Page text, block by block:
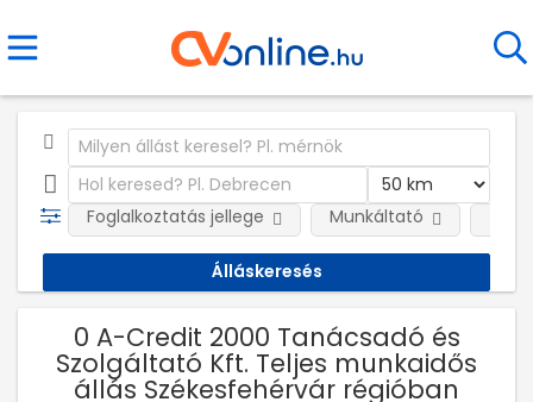
Foglalkoztatás jellege Munkáltató
0 A-Credit 2000 Tanácsadó és
Szolgáltató Kft. Teljes munkaidős
állás Székesfehérvár régióban